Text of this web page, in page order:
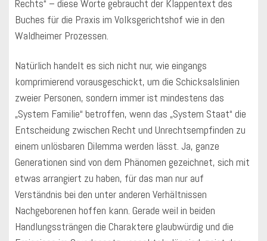
Rechts“ – diese Worte gebraucht der Klappentext des
Buches für die Praxis im Volksgerichtshof wie in den
Waldheimer Prozessen.
Natürlich handelt es sich nicht nur, wie eingangs
komprimierend vorausgeschickt, um die Schicksalslinien
zweier Personen, sondern immer ist mindestens das
„System Familie“ betroffen, wenn das „System Staat“ die
Entscheidung zwischen Recht und Unrechtsempfinden zu
einem unlösbaren Dilemma werden lässt. Ja, ganze
Generationen sind von dem Phänomen gezeichnet, sich mit
etwas arrangiert zu haben, für das man nur auf
Verständnis bei den unter anderen Verhältnissen
Nachgeborenen hoffen kann. Gerade weil in beiden
Handlungssträngen die Charaktere glaubwürdig und die